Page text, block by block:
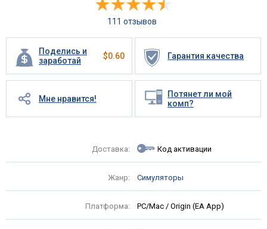
111 отзывов
Поделись и
заработай
$0.60 Гарантия качества
Мне нравится!
Потянет ли мой
комп?
Доставка: Код активации
Жанр: Симуляторы
Платформа: PC/Mac / Origin (EA App)